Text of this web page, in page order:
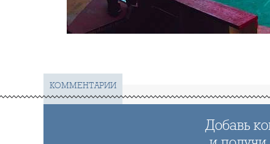
КОММЕНТАРИИ
Добавь